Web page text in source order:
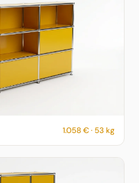
– RAL 1004 – 1.058 € – 53 kg
1.058 € · 53 kg